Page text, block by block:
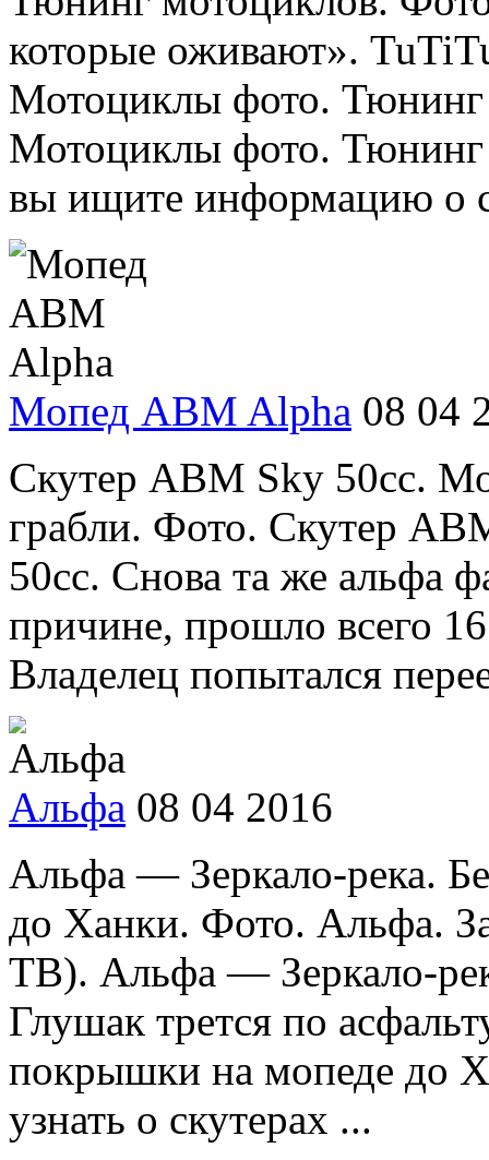
которые оживают».
Мотоциклы фото.
Мотоциклы фото.
вы ищите информацию о
Мопед ABM Alpha 08 04
Скутер АВМ Sky 50cc.
грабли. Фото. Скутер
50cc. Снова та же альфа
причине, прошло всего
Владелец попытался
Альфа 08 04 2016
Альфа — Зеркало-река.
до Ханки. Фото. Альфа.
ТВ). Альфа — Зеркало-
Глушак трется по
покрышки на мопеде до
узнать о скутерах ...